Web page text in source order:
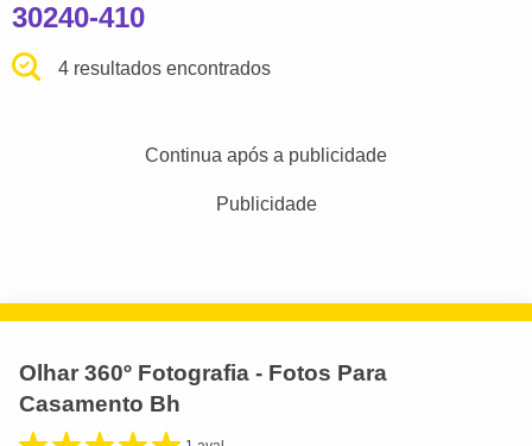
30240-410
4 resultados encontrados
Continua após a publicidade
Publicidade
Olhar 360º Fotografia - Fotos Para
Casamento Bh